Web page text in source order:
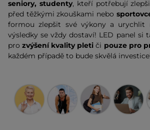
seniory, studenty, kteří potřebují
před těžkými zkouškami nebo
formou zlepšit své výkony a urychlit
výsledky se vždy dostaví! LED panel si
prozvýšení kvality pleti či pouze pro
každém případě to bude skvělá